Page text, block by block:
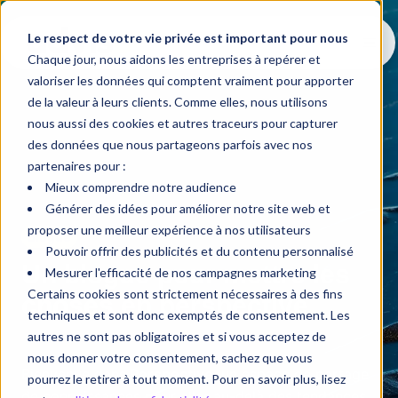
Le respect de votre vie privée est important pour nous
Chaque jour, nous aidons les entreprises à repérer et
valoriser les données qui comptent vraiment pour apporter
de la valeur à leurs clients. Comme elles, nous utilisons
nous aussi des cookies et autres traceurs pour capturer
des données que nous partageons parfois avec nos
partenaires pour :
Mieux comprendre notre audience
Générer des idées pour améliorer notre site web et
proposer une meilleur expérience à nos utilisateurs
Pouvoir offrir des publicités et du contenu personnalisé
Mesurer l'efficacité de nos campagnes marketing
Certains cookies sont strictement nécessaires à des fins
techniques et sont donc exemptés de consentement. Les
autres ne sont pas obligatoires et si vous acceptez de
nous donner votre consentement, sachez que vous
pourrez le retirer à tout moment. Pour en savoir plus, lisez
Blogue
Un blogue pour mettre les
choses en perspective
Bienvenue dansPerspective, un espace de partage